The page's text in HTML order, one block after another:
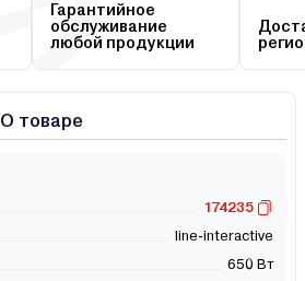
Гарантийное
обслуживание
любой продукции
О товаре
174235
line-interactive
650 Вт